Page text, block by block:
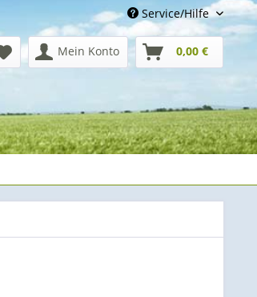
Service/Hilfe
Mein Konto 0,00 €